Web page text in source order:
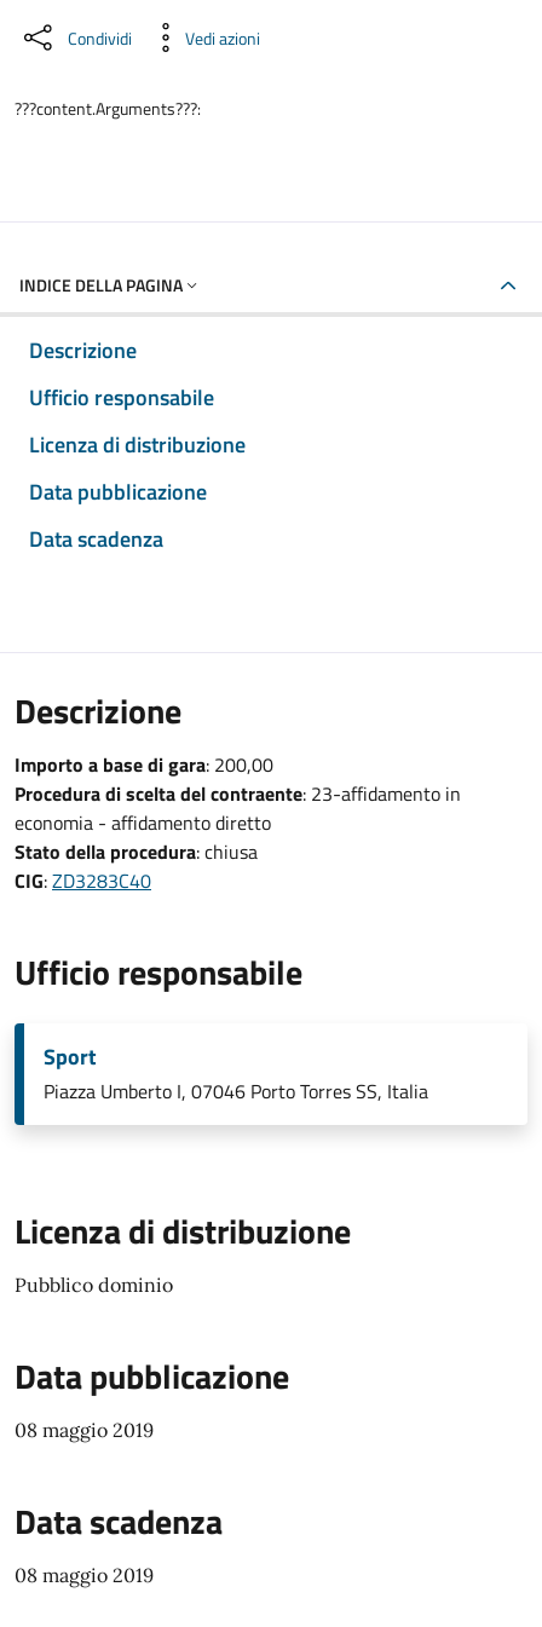
Condividi Vedi azioni
???content.Arguments???:
INDICE DELLA PAGINA
Descrizione
Ufficio responsabile
Licenza di distribuzione
Data pubblicazione
Data scadenza
Descrizione
Importo a base di gara: 200,00
Procedura di scelta del contraente: 23-affidamento in
economia - affidamento diretto
Stato della procedura: chiusa
CIG:ZD3283C40
Ufficio responsabile
Sport
Piazza Umberto I, 07046 Porto Torres SS, Italia
Licenza di distribuzione
Pubblico dominio
Data pubblicazione
08 maggio 2019
Data scadenza
08 maggio 2019